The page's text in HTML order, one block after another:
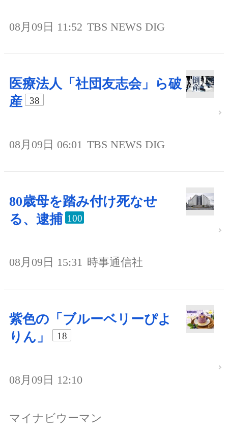
08月09日 11:52 TBS NEWS DIG
医療法人「社団友志会」ら破
産
38
08月09日 06:01 TBS NEWS DIG
80歳母を踏み付け死なせ
る、逮捕 100
08月09日 15:31 時事通信社
紫色の「ブルーベリーぴよ
りん」
18
08月09日 12:10
マイナビウーマン